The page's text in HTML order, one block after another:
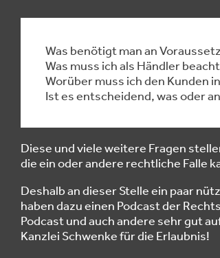
Was benötigt man an
Was muss ich als Händler
Worüber muss ich den Kunden
Ist es entscheidend, was oder
Diese und viele weitere Fragen
die ein oder andere rechtliche Falle
Deshalb an dieser Stelle ein paar
haben dazu einen Podcast der
Podcast und auch andere sehr gut
Kanzlei Schwenke für die Erlaubnis!